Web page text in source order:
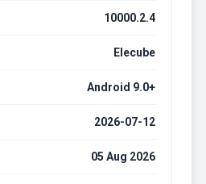
10000.2.4
Elecube
Android 9.0+
2026-07-12
05 Aug 2026